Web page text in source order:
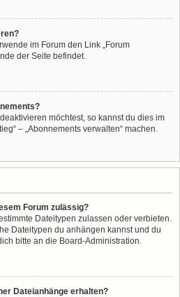
im Forum den Link „Forum
der Seite befindet.
möchtest, so kannst du dies im
– „Abonnements verwalten“ machen.
Forum zulässig?
Dateitypen zulassen oder verbieten.
Dateitypen du anhängen kannst und du
bitte an die Board-Administration.
Dateianhänge erhalten?